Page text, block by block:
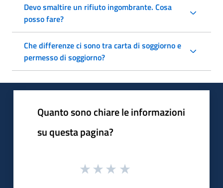
Devo smaltire un rifiuto ingombrante. Cosa
posso fare?
Che differenze ci sono tra carta di soggiorno e
permesso di soggiorno?
Quanto sono chiare le informazioni
su questa pagina?